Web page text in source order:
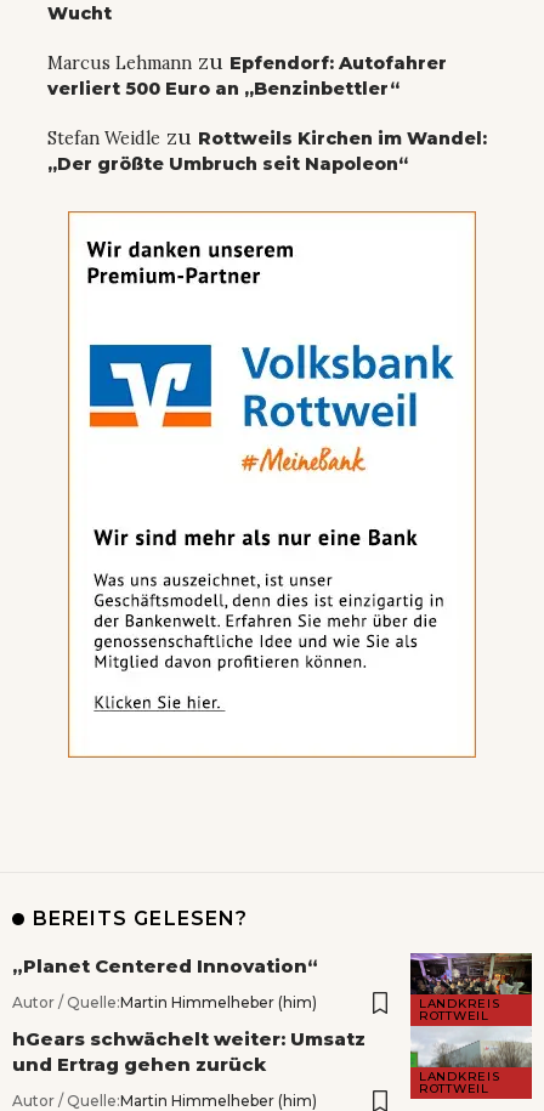
Wucht
Marcus Lehmann zu Epfendorf: Autofahrer
verliert 500 Euro an „Benzinbettler“
Stefan Weidle zu Rottweils Kirchen im Wandel:
„Der größte Umbruch seit Napoleon“
BEREITS GELESEN?
LANDKREIS
ROTTWEIL
„Planet Centered Innovation“
Autor / Quelle:Martin Himmelheber (him)
LANDKREIS
ROTTWEIL
hGears schwächelt weiter: Umsatz
und Ertrag gehen zurück
Autor / Quelle:Martin Himmelheber (him)